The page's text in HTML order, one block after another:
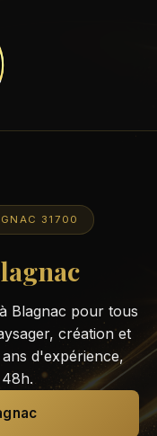
31700
Blagnac pour tous
création et
d'expérience,